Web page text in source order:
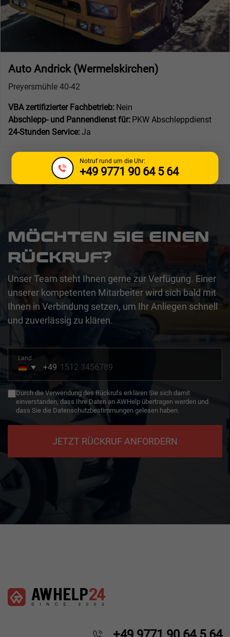
Auto Andrick (Wermelskirchen)
Preyersmühle 40-42
VBA zertifizierter Fachbetrieb: Nein
Abschlepp- und Pannendienst für: PKW Abschleppdienst
24-Stunden Service:Ja
Notruf rund um die Uhr:
+49 9771 90 64 5 64
MÖCHTEN SIE EINEN
RÜCKRUF?
Unser Team steht Ihnen gerne zur Verfügung. Einer
unserer kompetenten Mitarbeiter wird sich bald mit
Ihnen in Verbindung setzen, um Ihr Anliegen schnell
und zuverlässig zu klären.
Land
Germany
+49
+49
Durch die Verwendung des Rückrufs erklären Sie sich damit
einverstanden, dass Ihre Daten an AWHelp übertragen werden und
dass Sie die Datenschutzbestimmungen gelesen haben.
JETZT RÜCKRUF ANFORDERN